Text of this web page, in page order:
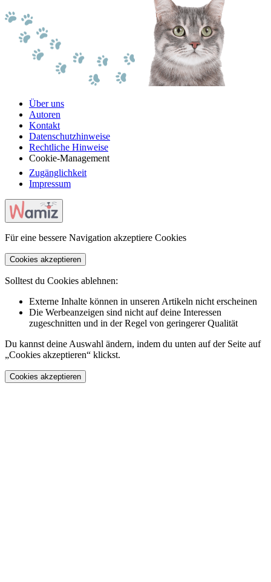
Über uns
Autoren
Kontakt
Datenschutzhinweise
Rechtliche Hinweise
Cookie-Management
Zugänglichkeit
Impressum
Für eine bessere Navigation akzeptiere Cookies
Cookies akzeptieren
Solltest du Cookies ablehnen:
Externe Inhalte können in unseren Artikeln nicht erscheinen
Die Werbeanzeigen sind nicht auf deine Interessen
zugeschnitten und in der Regel von geringerer Qualität
Du kannst deine Auswahl ändern, indem du unten auf der Seite auf
„Cookies akzeptieren“ klickst.
Cookies akzeptieren